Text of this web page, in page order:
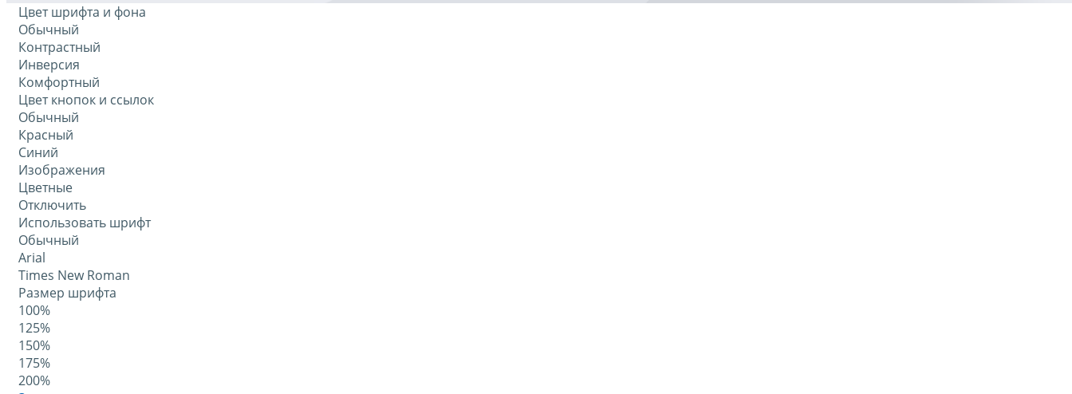
Цвет шрифта и фона
Обычный
Контрастный
Инверсия
Комфортный
Цвет кнопок и ссылок
Обычный
Красный
Синий
Изображения
Цветные
Отключить
Использовать шрифт
Обычный
Arial
Times New Roman
Размер шрифта
100%
125%
150%
175%
200%